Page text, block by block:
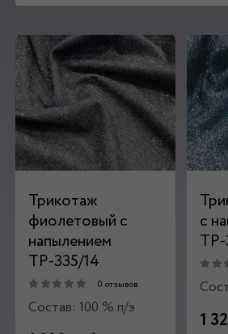
Трикотаж
фиолетовый c
напылением
ТР-335/14
0 отзывов
Состав: 100 % п/э
c
ТР-
1